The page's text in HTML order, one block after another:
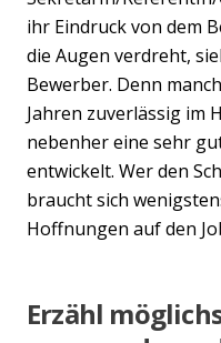
ihr Eindruck von dem
die Augen verdreht,
Bewerber. Denn
Jahren zuverlässig im
nebenher eine sehr
entwickelt. Wer den
braucht sich
Hoffnungen auf den
Erzähl